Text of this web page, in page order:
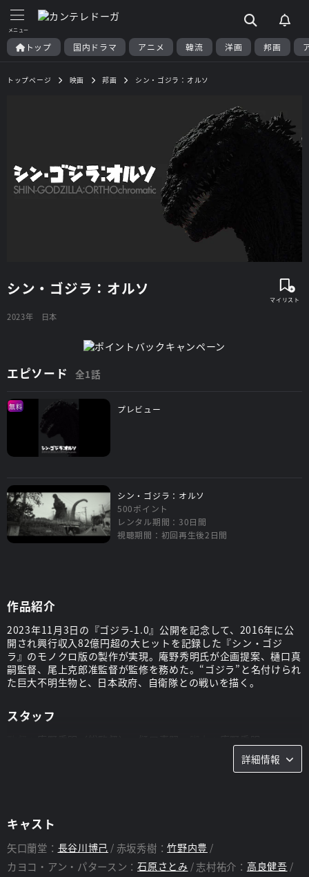
トップ 国内ドラマ アニメ 韓流 洋画 邦画
トップページ 映画 邦画 シン・ゴジラ：オルソ
シン・ゴジラ：オルソ
2023年 日本
エピソード 全1話
無料 プレビュー
シン・ゴジラ：オルソ
500ポイント
レンタル期間：30日間
視聴期間：初回再生後2日間
作品紹介
2023年11月3日の『ゴジラ-1.0』公開を記念して、2016年に公
開され興行収入82億円超の大ヒットを記録した『シン・ゴジ
ラ』のモノクロ版の製作が実現。庵野秀明氏が企画提案、樋口真
嗣監督、尾上克郎准監督が監修を務めた。“ゴジラ”と名付けられ
た巨大不明生物と、日本政府、自衛隊との戦いを描く。
スタッフ
庵野秀明（総監督）、樋口真嗣
庵野秀明
詳細情報
キャスト
矢口蘭堂： 長谷川博己 赤坂秀樹：竹野内豊
カヨコ・アン・パタースン：石原さとみ 志村祐介： 高良健吾